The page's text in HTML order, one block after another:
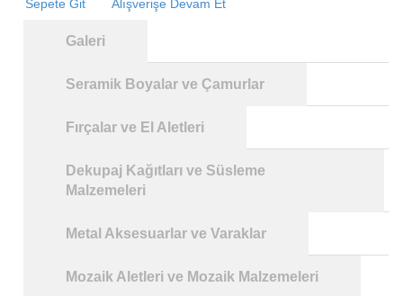
Sepete Git Alışverişe Devam Et
Galeri
Seramik Boyalar ve Çamurlar
Fırçalar ve El Aletleri
Dekupaj Kağıtları ve Süsleme
Malzemeleri
Metal Aksesuarlar ve Varaklar
Mozaik Aletleri ve Mozaik Malzemeleri